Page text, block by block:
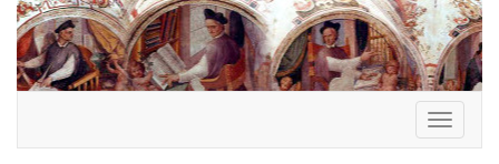
Toggle